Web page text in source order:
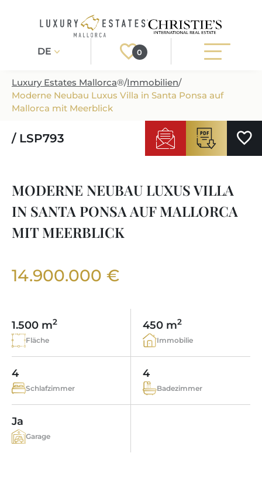
DE 0
Registrieren Login
IMMOBILIEN
BAUPROJEKTE
NEUBAUVILLEN
LUXUSIMMOBILIEN
UNSER SERVICE
IMMOBILIEN SCOUT
STEUERN UND KAUFNEBENKOSTEN
FAQ
IHR LUXUSMAKLER AUF MALLORCA
IMMOBILIENMAKLER IN PORTALS
KUNDENSTIMMEN
BLOG
KONTAKT
REGIONEN
REGION ANDRATX
REGION PORTALS
MALLORCA KULINARISCH
SHOPPING AUF MALLORCA
FREIZEITAKTIVITÄTEN AUF MALLORCA
SCHULEN AUF MALLORCA
MAGAZIN
KONTAKT
Luxury Estates Mallorca®/Immobilien/
Moderne Neubau Luxus Villa in Santa Ponsa auf
Mallorca mit Meerblick
/ LSP793
MODERNE NEUBAU LUXUS VILLA
IN SANTA PONSA AUF MALLORCA
MIT MEERBLICK
14.900.000 €
1.500 m2
Fläche
450 m2
Immobilie
4
Schlafzimmer
4
Badezimmer
Ja
Garage